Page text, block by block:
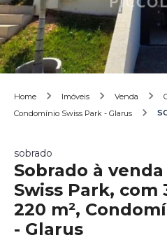
Home Imóveis Venda
Condomínio Swiss Park - Glarus
sobrado
Sobrado à
Swiss Park, com
220 m²,
- Glarus